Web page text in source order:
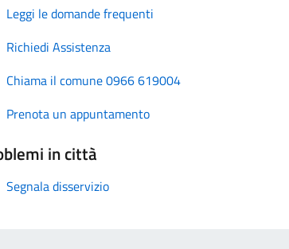
Leggi le domande frequenti
Richiedi Assistenza
Chiama il comune 0966 619004
Prenota un appuntamento
in città
Segnala disservizio